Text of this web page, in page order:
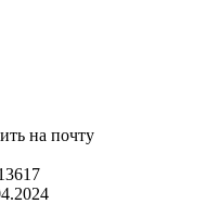
на почту